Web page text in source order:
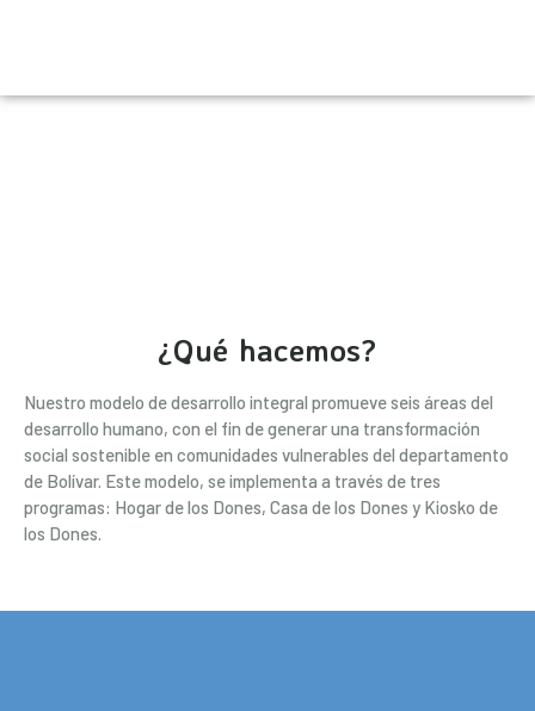
¿Qué hacemos?
Nuestro modelo de desarrollo integral promueve seis áreas del
desarrollo humano, con el fin de generar una transformación
social sostenible en comunidades vulnerables del departamento
de Bolívar. Este modelo, se implementa a través de tres
programas: Hogar de los Dones, Casa de los Dones y Kiosko de
los Dones.